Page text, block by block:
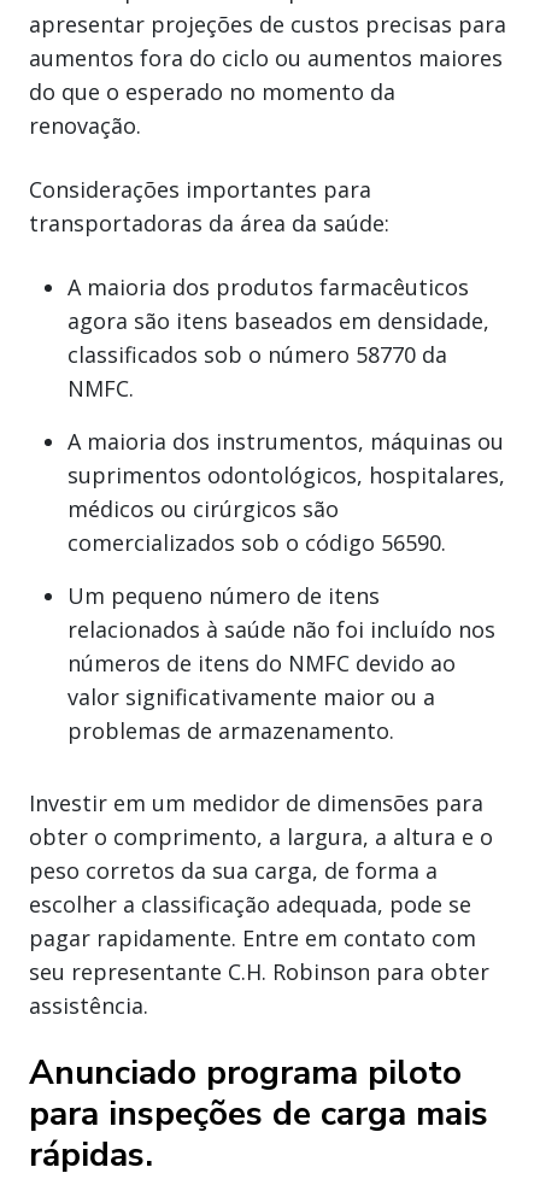
apresentar projeções de custos precisas para
aumentos fora do ciclo ou aumentos maiores
do que o esperado no momento da
renovação.
Considerações importantes para
transportadoras da área da saúde:
A maioria dos produtos farmacêuticos
agora são itens baseados em densidade,
classificados sob o número 58770 da
NMFC.
A maioria dos instrumentos, máquinas ou
suprimentos odontológicos, hospitalares,
médicos ou cirúrgicos são
comercializados sob o código 56590.
Um pequeno número de itens
relacionados à saúde não foi incluído nos
números de itens do NMFC devido ao
valor significativamente maior ou a
problemas de armazenamento.
Investir em um medidor de dimensões para
obter o comprimento, a largura, a altura e o
peso corretos da sua carga, de forma a
escolher a classificação adequada, pode se
pagar rapidamente. Entre em contato com
seu representante C.H. Robinson para obter
assistência.
Anunciado programa piloto
para inspeções de carga mais
rápidas.